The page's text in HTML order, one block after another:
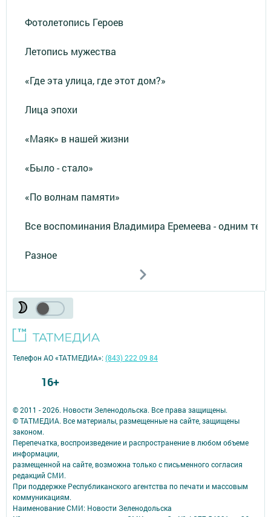
Фотолетопись Героев
Летопись мужества
«Где эта улица, где этот дом?»
Лица эпохи
«Маяк» в нашей жизни
«Было - стало»
«По волнам памяти»
Все воспоминания Владимира Еремеева - одним
Разное
© 2011 - 2026. Новости Зеленодольска. Все права защищены.
© ТАТМЕДИА. Все материалы, размещенные на сайте, защищены
законом.
Перепечатка, воспроизведение и распространение в любом объеме
информации,
размещенной на сайте, возможна только с письменного согласия
редакций СМИ.
При поддержке Республиканского агентства по печати и массовым
коммуникациям.
Наименование СМИ: Новости Зеленодольска
Телефон АО «ТАТМЕДИА»:(843) 222 09 84
16+